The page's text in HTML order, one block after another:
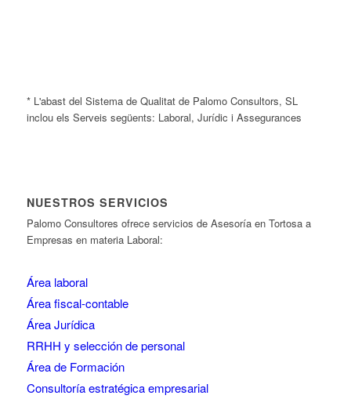
* L'abast del Sistema de Qualitat de Palomo Consultors, SL
inclou els Serveis següents: Laboral, Jurídic i Assegurances
NUESTROS SERVICIOS
Palomo Consultores ofrece servicios de Asesoría en Tortosa a
Empresas en materia Laboral:
Área laboral
Área fiscal-contable
Área Jurídica
RRHH y selección de personal
Área de Formación
Consultoría estratégica empresarial